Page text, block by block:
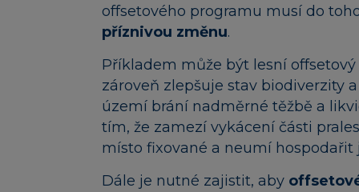
offsetového programu musí do
příznivou změnu.
Příkladem může být lesní offsetový
zároveň zlepšuje stav biodiverzity
území brání nadměrné těžbě a
tím, že zamezí vykácení části
místo fixované a neumí hospodařit
Dále je nutné zajistit, aby